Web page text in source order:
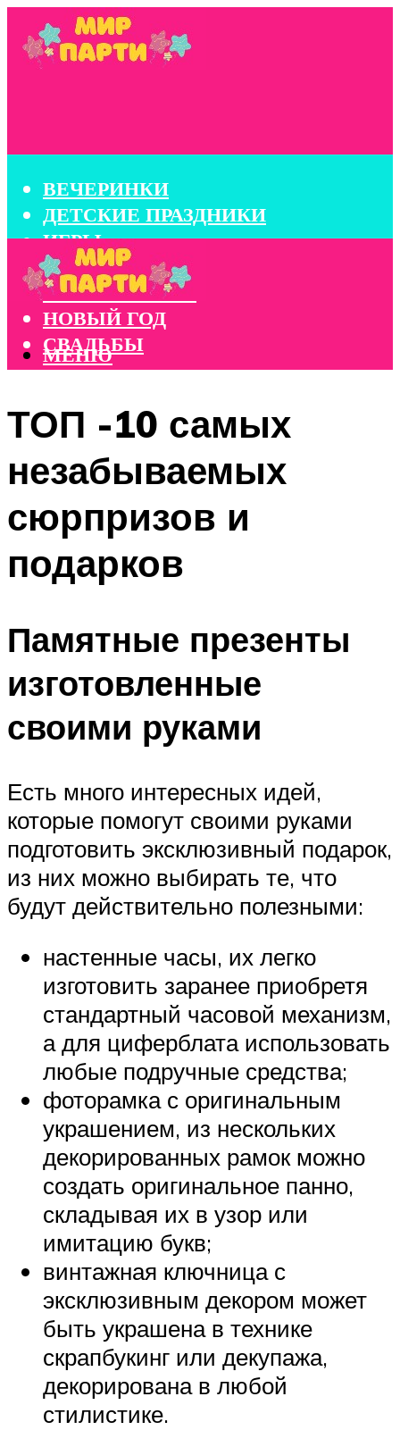
ВЕЧЕРИНКИ
ДЕТСКИЕ ПРАЗДНИКИ
ИГРЫ
КОНКУРСЫ
КОРПОРАТИВЫ
НОВЫЙ ГОД
СВАДЬБЫ
МЕНЮ
ТОП -10 самых
незабываемых
сюрпризов и
подарков
Памятные презенты
изготовленные
своими руками
Есть много интересных идей,
которые помогут своими руками
подготовить эксклюзивный подарок,
из них можно выбирать те, что
будут действительно полезными:
настенные часы, их легко
изготовить заранее приобретя
стандартный часовой механизм,
а для циферблата использовать
любые подручные средства;
фоторамка с оригинальным
украшением, из нескольких
декорированных рамок можно
создать оригинальное панно,
складывая их в узор или
имитацию букв;
винтажная ключница с
эксклюзивным декором может
быть украшена в технике
скрапбукинг или декупажа,
декорирована в любой
стилистике.